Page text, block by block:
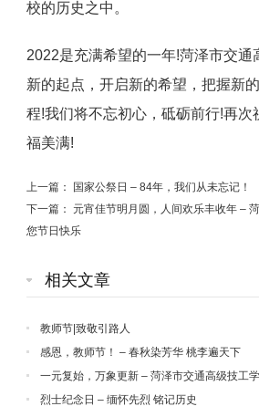
校的历史之中。
2022是充满希望的一年!菏泽市交通
新的起点，开启新的希望，把握新
程!我们将不忘初心，砥砺前行!再次
福美满!
上一篇：
国家公祭日 – 84年，我们从未忘记！
下一篇： 元宵佳节明月圆，人间欢乐丰收年 –
您节日快乐
相关文章
教师节|致敬引路人
感恩，教师节！ – 春秋染芳华 桃李遍天下
一元复始，万象更新 – 菏泽市交通高级技工
烈士纪念日 – 缅怀先烈 铭记历史